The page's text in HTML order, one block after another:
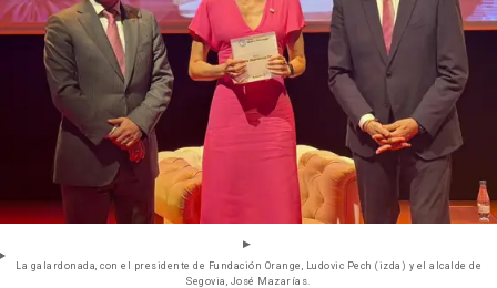
La galardonada, con el presidente de Fundación Orange, Ludovic Pech (izda) y el alcalde de
Segovia, José Mazarías.